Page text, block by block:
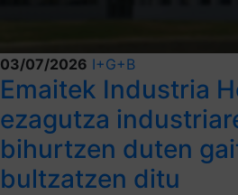
03/07/2026 I+G+B
Emaitek Industria
ezagutza
bihurtzen duten
bultzatzen ditu